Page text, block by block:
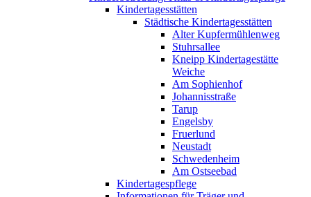
Kindertagesstätten
Städtische Kindertagesstätten
Alter Kupfermühlenweg
Stuhrsallee
Kneipp Kindertagestätte
Weiche
Am Sophienhof
Johannisstraße
Tarup
Engelsby
Fruerlund
Neustadt
Schwedenheim
Am Ostseebad
Kindertagespflege